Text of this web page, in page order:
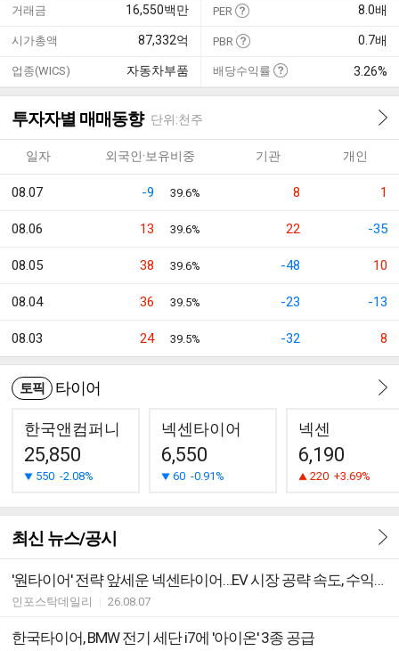
거래금 16,550백만 PER 8.0배
시가총액 87,332억 PBR 0.7배
업종(WICS) 자동차부품 배당수익률 3.26%
투자자별 매매동향 단위:천주
일자 외국인·보유비중 기관 개인
08.07 -9 39.6% 8 1
08.06 13 39.6% 22 -35
08.05 38 39.6% -48 10
08.04 36 39.5% -23 -13
08.03 24 39.5% -32 8
토픽 타이어
한국앤컴퍼니
25,850
550 -2.08%
넥센타이어
6,550
60 -0.91%
넥센
6,190
220 +3.69%
최신 뉴스/공시
'원타이어' 전략 앞세운 넥센타이어…EV 시장 공략 속도, 수익성 개선 이끌까
인포스탁데일리 26.08.07
한국타이어, BMW 전기 세단 i7에 '아이온' 3종 공급